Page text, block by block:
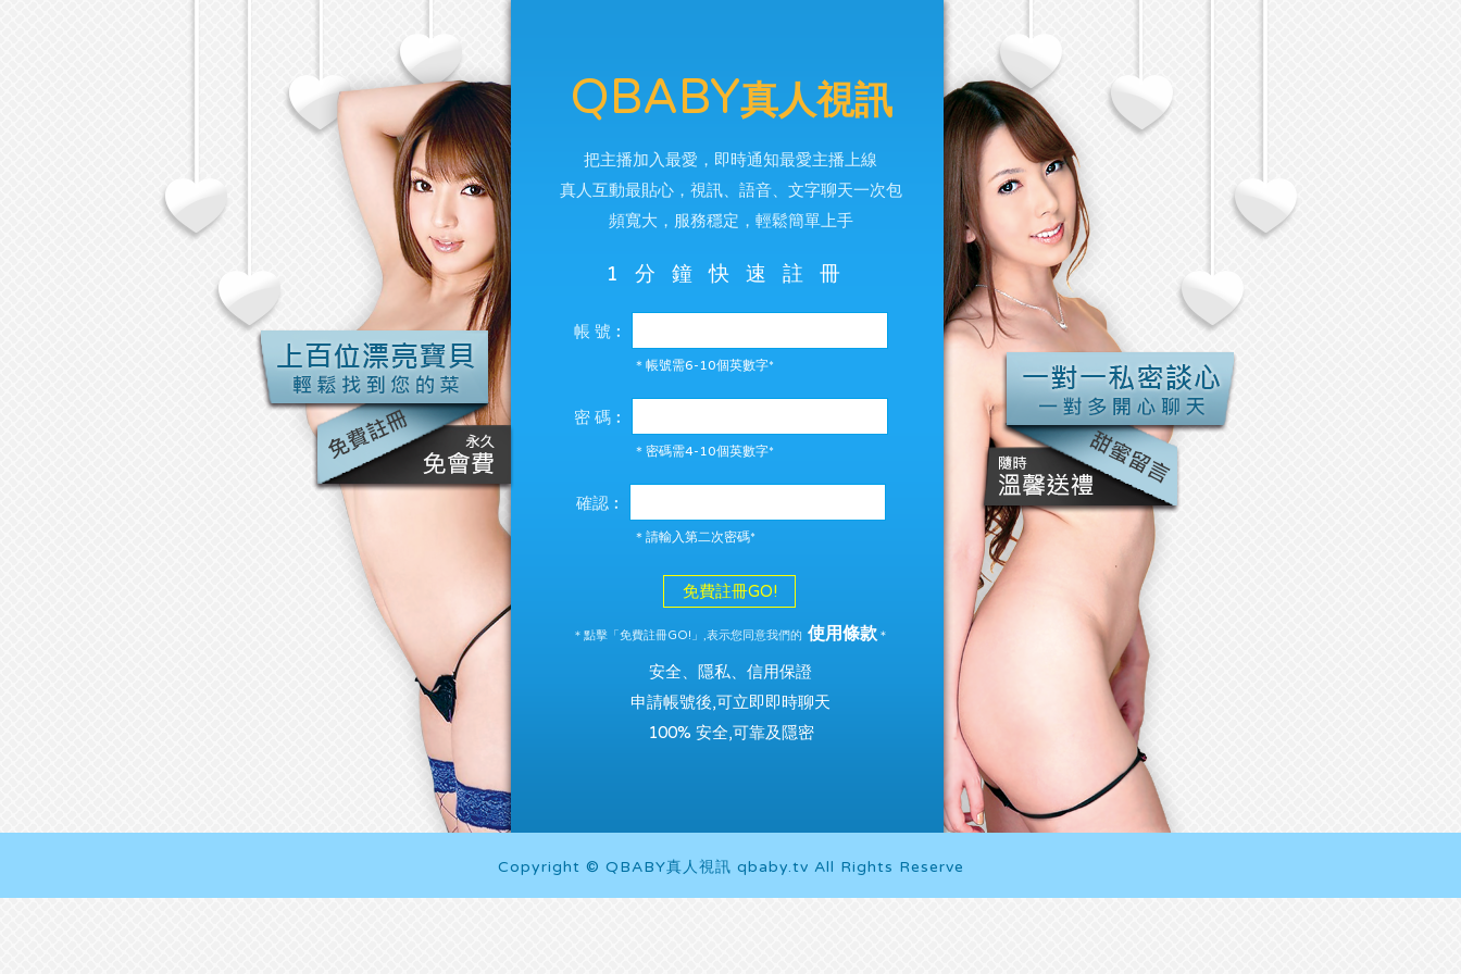
QBABY真人視訊
把主播加入最愛，即時通知最愛主播上線
真人互動最貼心，視訊、語音、文字聊天一次包
頻寬大，服務穩定，輕鬆簡單上手
1分鐘快速註冊
帳 號︰
＊帳號需6-10個英數字*
密 碼︰
＊密碼需4-10個英數字*
確認︰
＊請輸入第二次密碼*
免費註冊GO!
＊點擊「免費註冊GO!」,表示您同意我們的 使用條款 ＊
安全、隱私、信用保證
申請帳號後,可立即即時聊天
100% 安全,可靠及隱密
Copyright © QBABY真人視訊 qbaby.tv All Rights Reserve